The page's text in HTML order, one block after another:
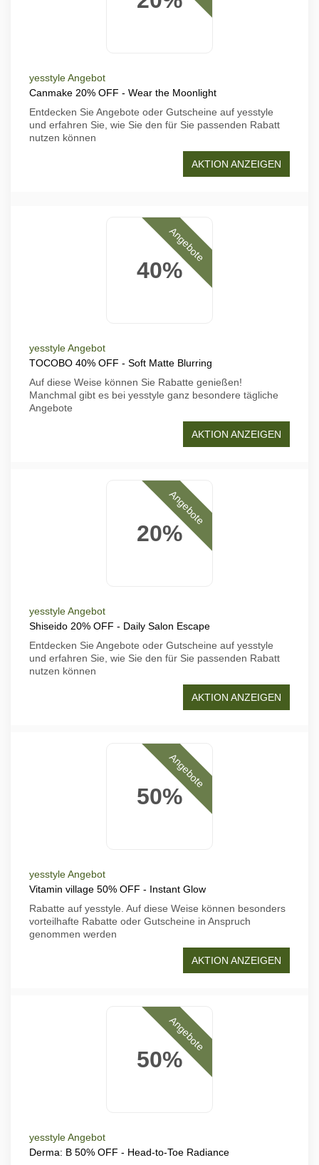
yesstyle Angebot
Canmake 20% OFF - Wear the Moonlight
Entdecken Sie Angebote oder Gutscheine auf yesstyle
und erfahren Sie, wie Sie den für Sie passenden Rabatt
nutzen können
AKTION ANZEIGEN
40%
Angebote
yesstyle Angebot
TOCOBO 40% OFF - Soft Matte Blurring
Auf diese Weise können Sie Rabatte genießen!
Manchmal gibt es bei yesstyle ganz besondere tägliche
Angebote
AKTION ANZEIGEN
20%
Angebote
yesstyle Angebot
Shiseido 20% OFF - Daily Salon Escape
Entdecken Sie Angebote oder Gutscheine auf yesstyle
und erfahren Sie, wie Sie den für Sie passenden Rabatt
nutzen können
AKTION ANZEIGEN
50%
Angebote
yesstyle Angebot
Vitamin village 50% OFF - Instant Glow
Rabatte auf yesstyle. Auf diese Weise können besonders
vorteilhafte Rabatte oder Gutscheine in Anspruch
genommen werden
AKTION ANZEIGEN
50%
Angebote
yesstyle Angebot
Derma: B 50% OFF - Head-to-Toe Radiance